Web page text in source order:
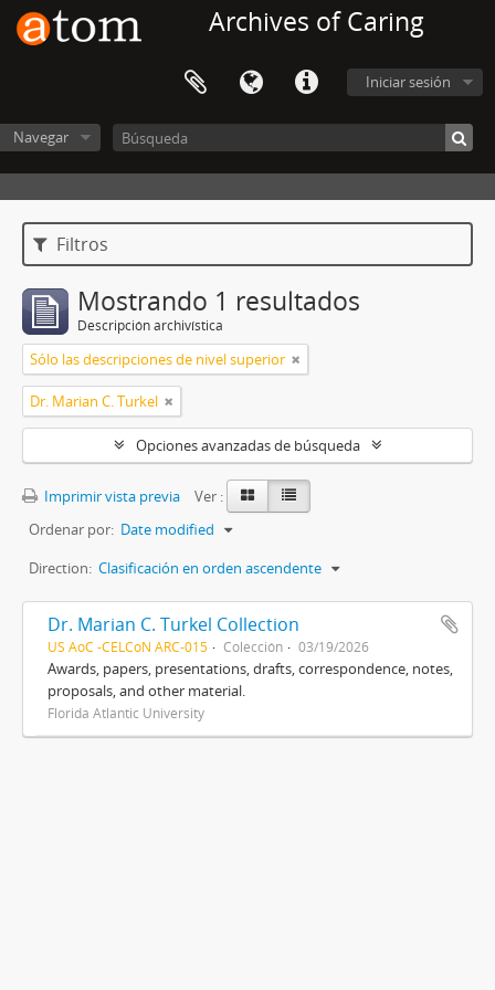
Archives of Caring
Iniciar sesión
Navegar
Filtros
Mostrando 1 resultados
Descripción archivística
Sólo las descripciones de nivel superior
Dr. Marian C. Turkel
Opciones avanzadas de búsqueda
Imprimir vista previa
Ver :
Ordenar por: Date modified
Direction: Clasificación en orden ascendente
Dr. Marian C. Turkel Collection
US AoC -CELCoN ARC-015 Colección 03/19/2026
Awards, papers, presentations, drafts, correspondence, notes,
proposals, and other material.
Florida Atlantic University